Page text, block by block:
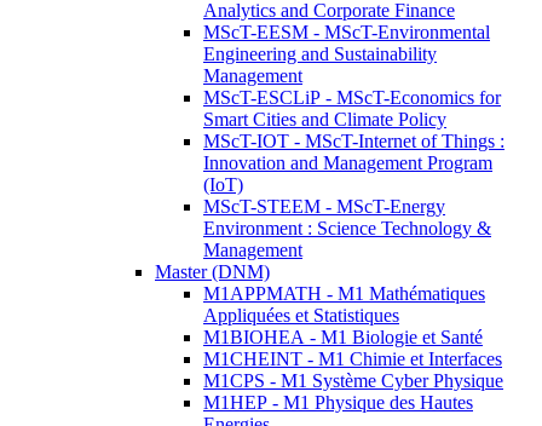
Analytics and Corporate Finance
MScT-EESM - MScT-Environmental
Engineering and Sustainability
Management
MScT-ESCLiP - MScT-Economics for
Smart Cities and Climate Policy
MScT-IOT - MScT-Internet of Things :
Innovation and Management Program
(IoT)
MScT-STEEM - MScT-Energy
Environment : Science Technology &
Management
Master (DNM)
M1APPMATH - M1 Mathématiques
Appliquées et Statistiques
M1BIOHEA - M1 Biologie et Santé
M1CHEINT - M1 Chimie et Interfaces
M1CPS - M1 Système Cyber Physique
M1HEP - M1 Physique des Hautes